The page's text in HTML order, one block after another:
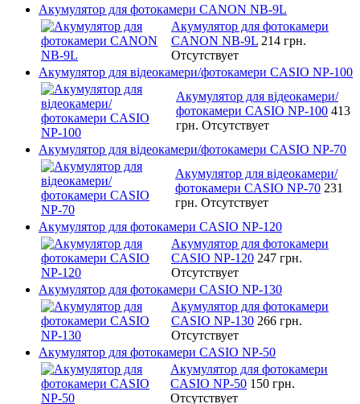
Акумулятор для фотокамери CANON NB-9L
Акумулятор для фотокамери
CANON NB-9L 214 грн.
Отсутствует
Акумулятор для відеокамери/фотокамери CASIO NP-100
Акумулятор для відеокамери/
фотокамери CASIO NP-100 413
грн. Отсутствует
Акумулятор для відеокамери/фотокамери CASIO NP-70
Акумулятор для відеокамери/
фотокамери CASIO NP-70 231
грн. Отсутствует
Акумулятор для фотокамери CASIO NP-120
Акумулятор для фотокамери
CASIO NP-120 247 грн.
Отсутствует
Акумулятор для фотокамери CASIO NP-130
Акумулятор для фотокамери
CASIO NP-130 266 грн.
Отсутствует
Акумулятор для фотокамери CASIO NP-50
Акумулятор для фотокамери
CASIO NP-50 150 грн.
Отсутствует